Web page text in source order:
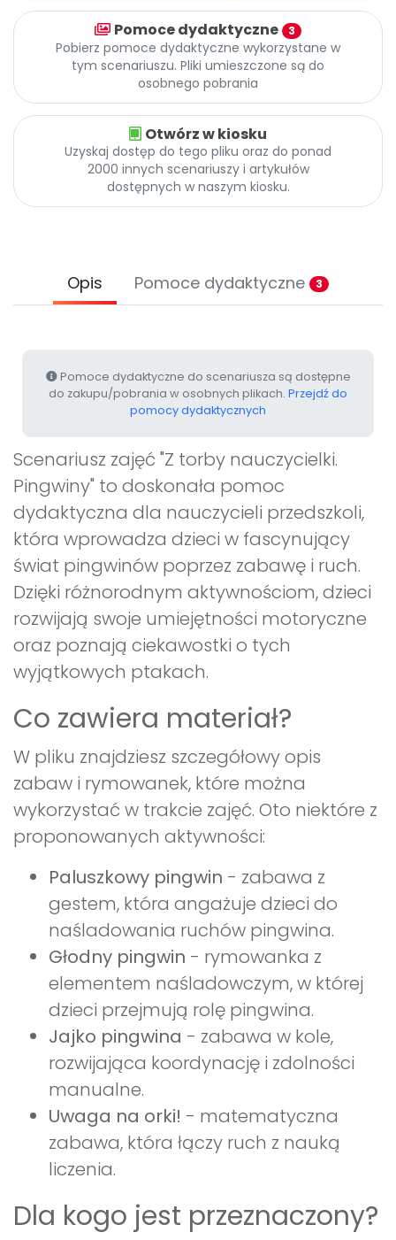
Pomoc
Promocje
Pomoce dydaktyczne 3
Pobierz pomoce dydaktyczne wykorzystane w
tym scenariuszu. Pliki umieszczone są do
osobnego pobrania
Otwórz w kiosku
Uzyskaj dostęp do tego pliku oraz do ponad
2000 innych scenariuszy i artykułów
dostępnych w naszym kiosku.
Opis Pomoce dydaktyczne 3
Pomoce dydaktyczne do scenariusza są dostępne
do zakupu/pobrania w osobnych plikach. Przejdź do
pomocy dydaktycznych
Scenariusz zajęć "Z torby nauczycielki.
Pingwiny" to doskonała pomoc
dydaktyczna dla nauczycieli przedszkoli,
która wprowadza dzieci w fascynujący
świat pingwinów poprzez zabawę i ruch.
Dzięki różnorodnym aktywnościom, dzieci
rozwijają swoje umiejętności motoryczne
oraz poznają ciekawostki o tych
wyjątkowych ptakach.
Co zawiera materiał?
W pliku znajdziesz szczegółowy opis
zabaw i rymowanek, które można
wykorzystać w trakcie zajęć. Oto niektóre z
proponowanych aktywności:
Paluszkowy pingwin - zabawa z
gestem, która angażuje dzieci do
naśladowania ruchów pingwina.
Głodny pingwin - rymowanka z
elementem naśladowczym, w której
dzieci przejmują rolę pingwina.
Jajko pingwina - zabawa w kole,
rozwijająca koordynację i zdolności
manualne.
Uwaga na orki! - matematyczna
zabawa, która łączy ruch z nauką
liczenia.
Dla kogo jest przeznaczony?